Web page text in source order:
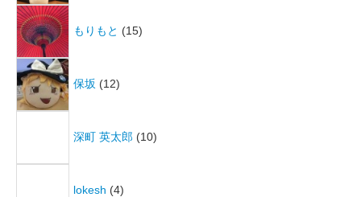
もりもと (15)
保坂 (12)
深町 英太郎 (10)
lokesh (4)